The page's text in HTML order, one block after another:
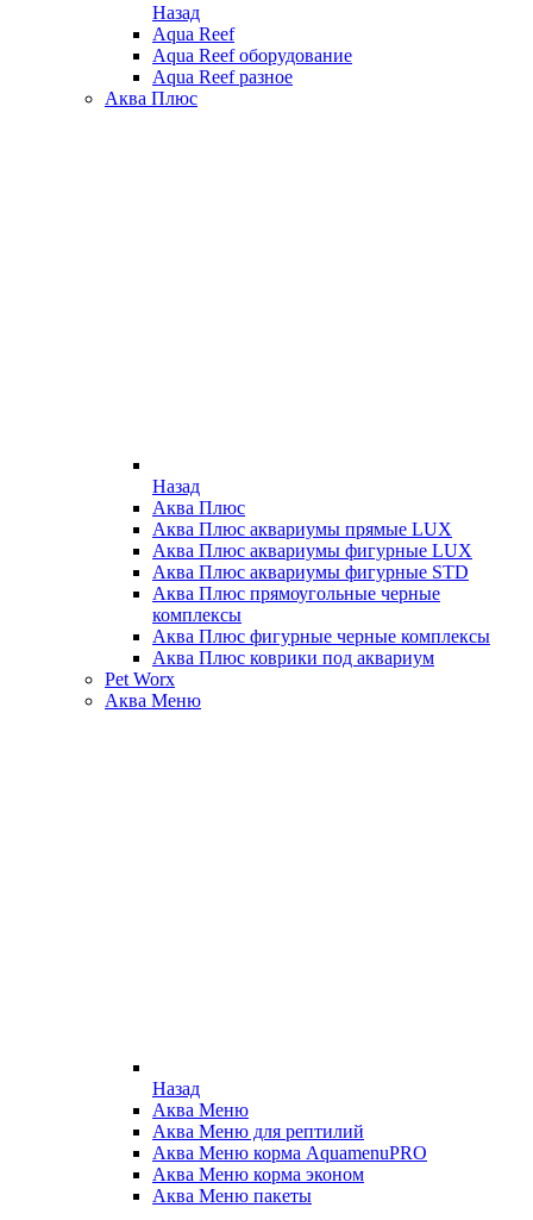
Назад
Aqua Reef
Aqua Reef оборудование
Aqua Reef разное
Аква Плюс
Назад
Аква Плюс
Аква Плюс аквариумы прямые LUX
Аква Плюс аквариумы фигурные LUX
Аква Плюс аквариумы фигурные STD
Аква Плюс прямоугольные черные
комплексы
Аква Плюс фигурные черные комплексы
Аква Плюс коврики под аквариум
Pet Worx
Аква Меню
Назад
Аква Меню
Аква Меню для рептилий
Аква Меню корма AquamenuPRO
Аква Меню корма эконом
Аква Меню пакеты